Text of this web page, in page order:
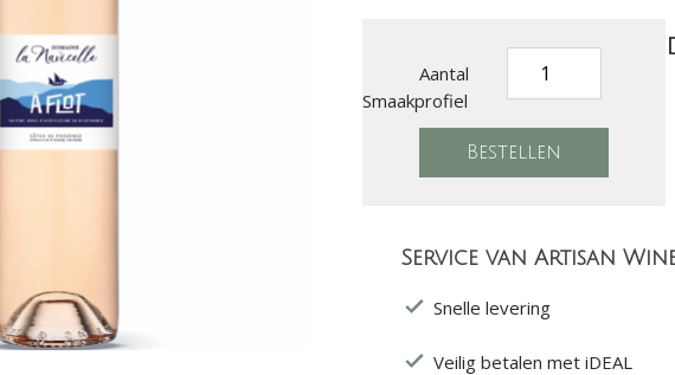
Aantal
Service van Artisan
Snelle levering
Veilig betalen met iDEAL
Smaakprofiel